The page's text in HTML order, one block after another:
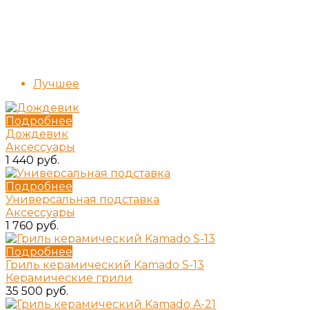
Лучшее
Подробнее
Дождевик
Аксессуары
1 440 руб.
Подробнее
Универсальная подставка
Аксессуары
1 760 руб.
Подробнее
Гриль керамический Kamado S-13
Керамические грили
35 500 руб.